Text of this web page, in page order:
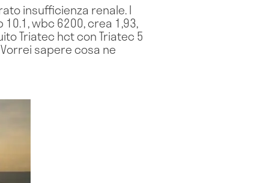
insufficienza renale. I
wbc 6200, crea 1,93,
Triatec hct con Triatec 5
sapere cosa ne